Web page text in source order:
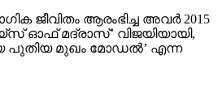
ജീവിതം ആരംഭിച്ച അവർ 2015
ഓഫ് മദ്രാസ്’ വിജയിയായി,
പുതിയ മുഖം മോഡൽ’ എന്ന